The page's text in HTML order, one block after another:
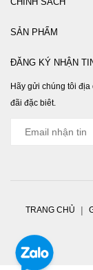
SẢN PHẨM
ĐĂNG KÝ NHẬN
Hãy gửi chúng tôi
đãi đặc biêt.
TRANG CHỦ